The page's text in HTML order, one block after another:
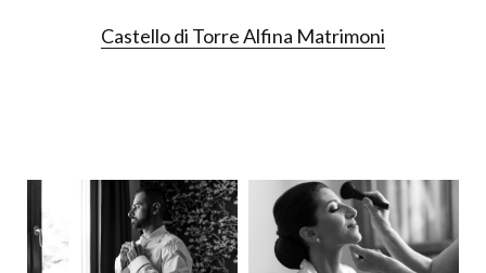
Castello di Torre Alfina Matrimoni